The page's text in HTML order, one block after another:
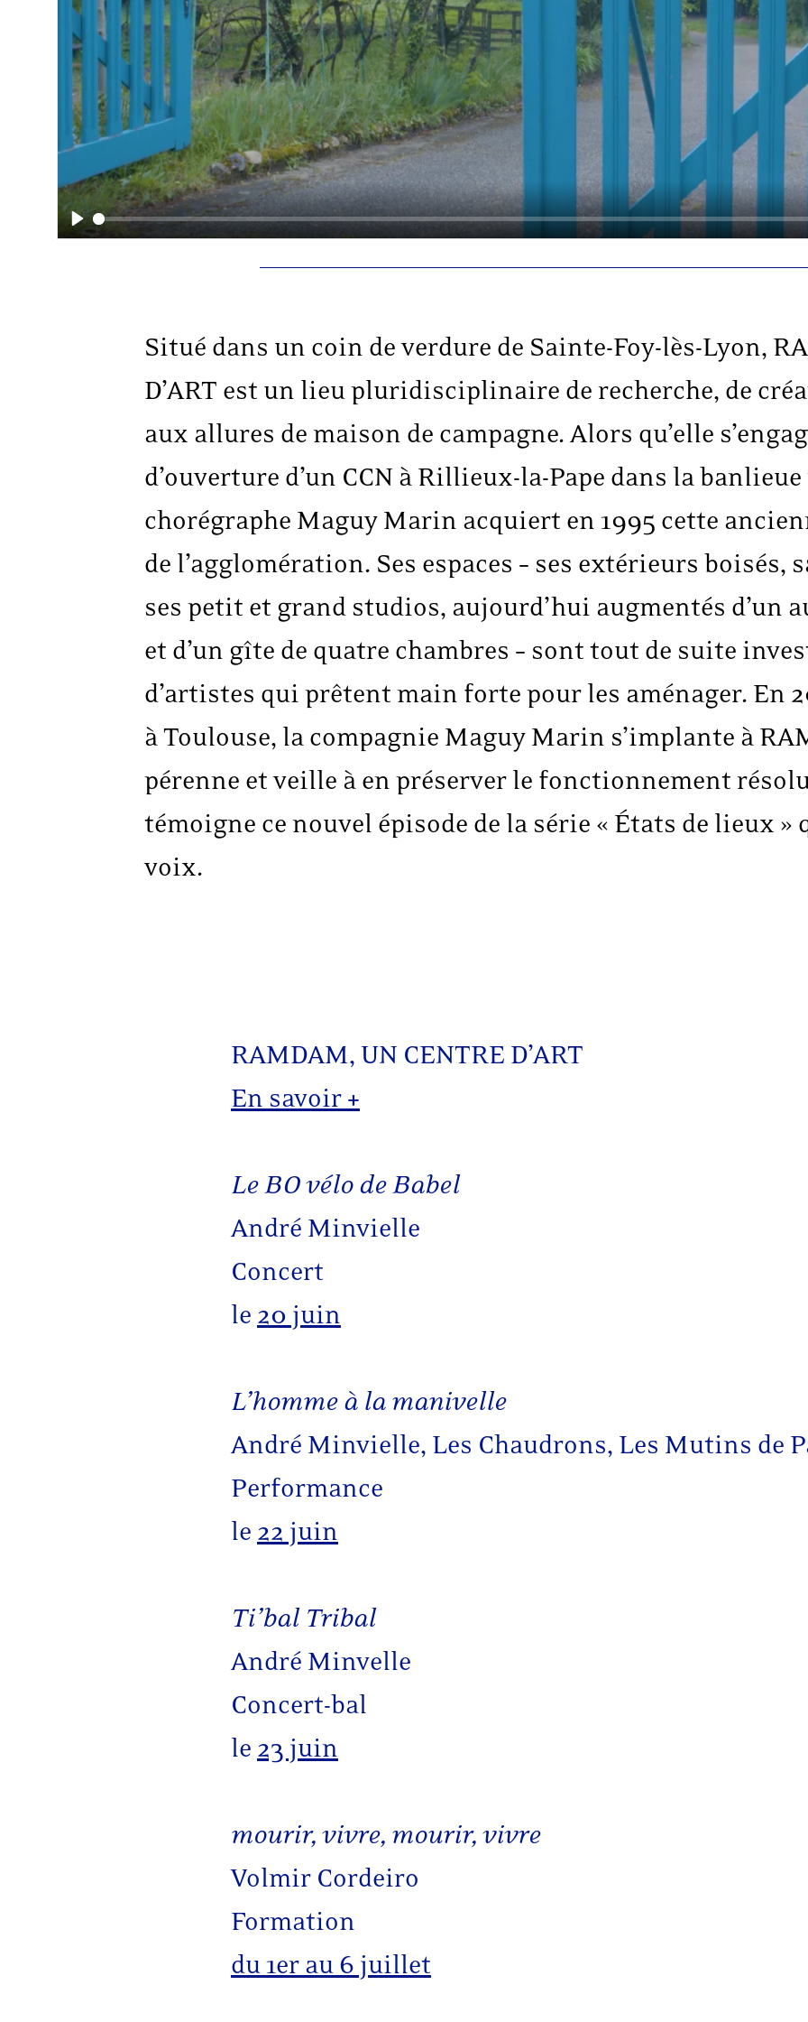
Play
Situé dans un coin de verdure de Sainte-Foy-lès-Lyon,
D’ART est un lieu pluridisciplinaire de recherche, de
aux allures de maison de campagne. Alors qu’elle
d’ouverture d’un CCN à Rillieux-la-Pape dans la
chorégraphe Maguy Marin acquiert en 1995 cette
de l’agglomération. Ses espaces – ses extérieurs
ses petit et grand studios, aujourd’hui augmentés d’un
et d’un gîte de quatre chambres – sont tout de suite
d’artistes qui prêtent main forte pour les aménager. En
à Toulouse, la compagnie Maguy Marin s’implante à
pérenne et veille à en préserver le fonctionnement
témoigne ce nouvel épisode de la série « États de lieux »
voix.
RAMDAM, UN CENTRE D’ART
En savoir +
Le BO vélo de Babel
André Minvielle
Concert
le 20 juin
L’homme à la manivelle
André Minvielle, Les Chaudrons, Les Mutins de
Performance
le 22 juin
Ti’bal Tribal
André Minvelle
Concert-bal
le 23 juin
mourir, vivre, mourir, vivre
Volmir Cordeiro
Formation
du 1er au 6 juillet